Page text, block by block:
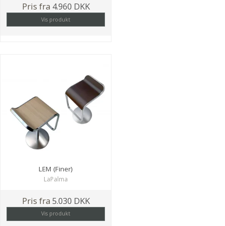
Pris fra 4.960 DKK
Vis produkt
LEM (Finer)
LaPalma
Pris fra 5.030 DKK
Vis produkt